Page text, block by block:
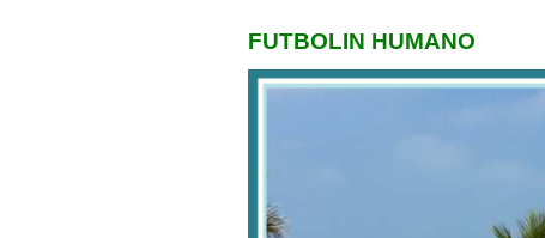
FUTBOLIN HUMANO